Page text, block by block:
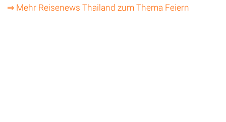
⇒ Mehr Reisenews Thailand zum Thema Feiern